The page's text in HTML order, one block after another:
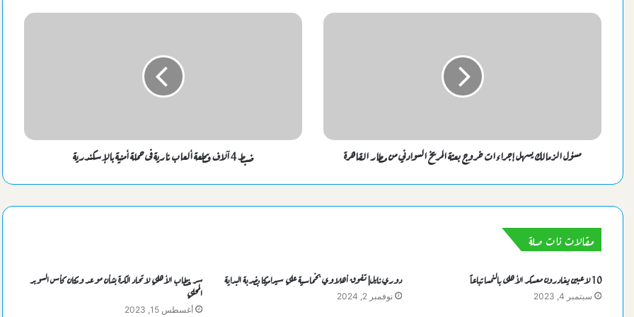
مصر تودع كأس أمم إفريقيا بخسارة ثالثة مزلة أمام نيجيريا
نجم شباب الاتحاد السكندري 2007 يمضي علي أولي خطوات الإحتراف
كاف يعلن منافس الزمالك الإفريقي بالدور التمهيدي الأول
برومانيا
مسؤل الزمالك يسهل إجراءات خروج بعثة المريخ السوادني من مطار القاهرة ضبط 4 آلاف قطعة ألعاب نارية فى حملة أمنية بالإسكندرية
مقالات ذات صلة
10 لاعبين يغادرون معسكر الأهلى بالنمسا تباعاً
سبتمبر 4, 2023
دوري نايل| تفوق أهلاوي بخماسية علي سيراميكا بضربة البداية
نوفمبر 2, 2024
سر خطاب الأهلي لاتحاد الكرة بشأن موعد ومكان كأس السوبر
المحلي
أغسطس 15, 2023